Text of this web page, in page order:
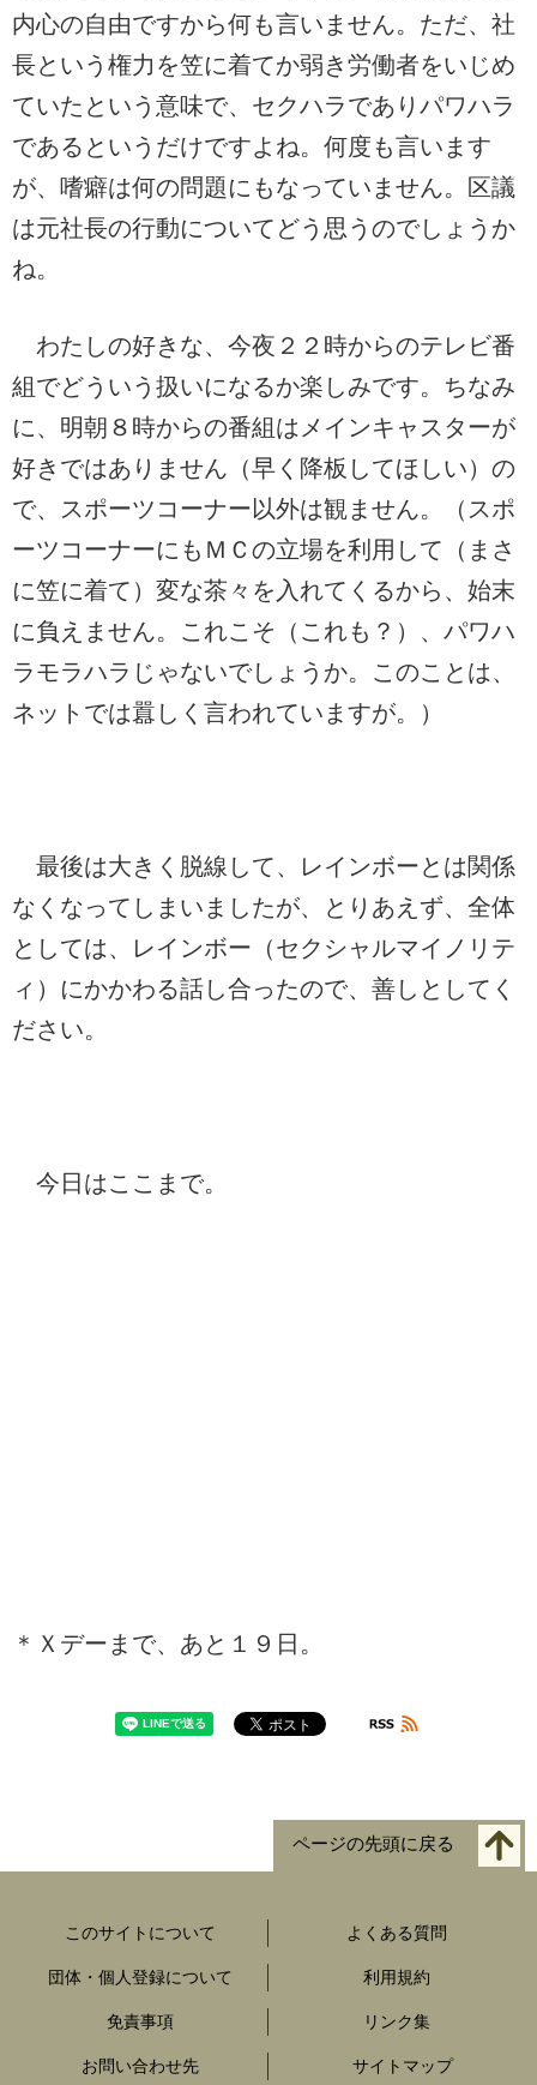
内心の自由ですから何も言いません。ただ、社
長という権力を笠に着てか弱き労働者をいじめ
ていたという意味で、セクハラでありパワハラ
であるというだけですよね。何度も言います
が、嗜癖は何の問題にもなっていません。区議
は元社長の行動についてどう思うのでしょうか
ね。
わたしの好きな、今夜２２時からのテレビ番
組でどういう扱いになるか楽しみです。ちなみ
に、明朝８時からの番組はメインキャスターが
好きではありません（早く降板してほしい）の
で、スポーツコーナー以外は観ません。（スポ
ーツコーナーにもＭＣの立場を利用して（まさ
に笠に着て）変な茶々を入れてくるから、始末
に負えません。これこそ（これも？）、パワハ
ラモラハラじゃないでしょうか。このことは、
ネットでは囂しく言われていますが。）
最後は大きく脱線して、レインボーとは関係
なくなってしまいましたが、とりあえず、全体
としては、レインボー（セクシャルマイノリテ
ィ）にかかわる話し合ったので、善しとしてく
ださい。
今日はここまで。
＊Ｘデーまで、あと１９日。
ページの先頭に戻る
このサイトについて よくある質問
団体・個人登録について 利用規約
免責事項 リンク集
お問い合わせ先 サイトマップ